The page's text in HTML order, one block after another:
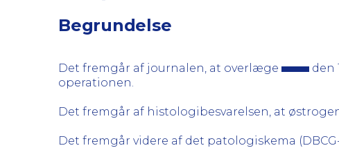
Begrundelse
Det fremgår af journalen, at overlæge
den
operationen.
Det fremgår af histologibesvarelsen, at
Det fremgår videre af det patologiskema